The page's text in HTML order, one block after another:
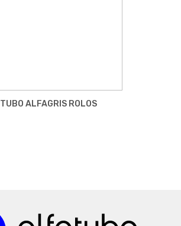
TUBO ALFAGRIS ROLOS